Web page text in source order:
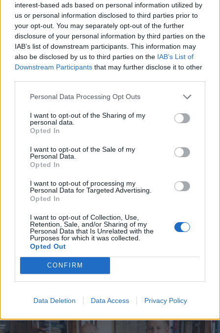
interest-based ads based on personal information utilized by
us or personal information disclosed to third parties prior to
your opt-out. You may separately opt-out of the further
disclosure of your personal information by third parties on the
IAB’s list of downstream participants. This information may
also be disclosed by us to third parties on the IAB’s List of
Downstream Participants that may further disclose it to other
Personal Data Processing Opt Outs
I want to opt-out of the Sharing of my
personal data.
Opted In
I want to opt-out of the Sale of my
Personal Data.
Opted In
I want to opt-out of processing my
Personal Data for Targeted Advertising.
Opted In
I want to opt-out of Collection, Use,
Retention, Sale, and/or Sharing of my
Personal Data that Is Unrelated with the
Purposes for which it was collected.
Opted Out
CONFIRM
Data Deletion Data Access Privacy Policy
Krónika
Putyin egy NATO-tagállam
megtámadására készül az
amerikai hírszerzés szerint
Székely Sport
Kulcsjátékosok nélkül készül a
Farul az FK Csíkszereda ellen
Nőileg
menjünk!
A rovat további cikkei